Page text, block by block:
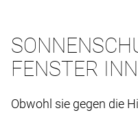
FENSTER
Obwohl sie gegen die